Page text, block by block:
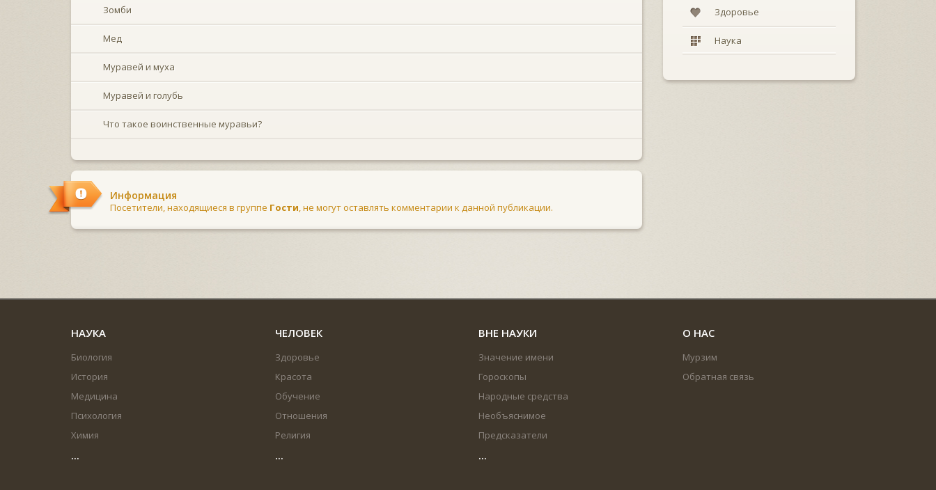
Зомби
Мед
Муравей и муха
Муравей и голубь
Что такое воинственные муравьи?
Информация
Посетители, находящиеся в группе Гости, не могут оставлять комментарии к данной публикации.
Здоровье
Наука
НАУКА
Биология
История
Медицина
Психология
Химия
...
ЧЕЛОВЕК
Здоровье
Красота
Обучение
Отношения
Религия
...
ВНЕ НАУКИ
Значение имени
Гороскопы
Народные средства
Необъяснимое
Предсказатели
...
О НАС
Мурзим
Обратная связь